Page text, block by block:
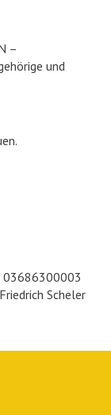
–
und
03686300003
Scheler